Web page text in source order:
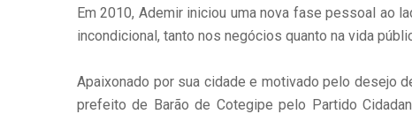
Em 2010, Ademir iniciou uma nova fase pessoal ao
incondicional, tanto nos negócios quanto na vida
Apaixonado por sua cidade e motivado pelo desejo
prefeito de Barão de Cotegipe pelo Partido